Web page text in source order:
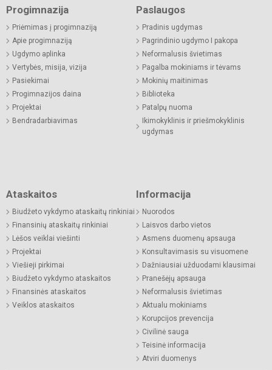
Progimnazija
Priėmimas į progimnaziją
Apie progimnaziją
Ugdymo aplinka
Vertybės, misija, vizija
Pasiekimai
Progimnazijos daina
Projektai
Bendradarbiavimas
Paslaugos
Pradinis ugdymas
Pagrindinio ugdymo I pakopa
Neformalusis švietimas
Pagalba mokiniams ir tėvams
Mokinių maitinimas
Biblioteka
Patalpų nuoma
Ikimokyklinis ir priešmokyklinis
ugdymas
Ataskaitos
Biudžeto vykdymo ataskaitų rinkiniai
Finansinių ataskaitų rinkiniai
Lėšos veiklai viešinti
Projektai
Viešieji pirkimai
Biudžeto vykdymo ataskaitos
Finansinės ataskaitos
Veiklos ataskaitos
Informacija
Nuorodos
Laisvos darbo vietos
Asmens duomenų apsauga
Konsultavimasis su visuomene
Dažniausiai užduodami klausimai
Pranešėjų apsauga
Neformalusis švietimas
Aktualu mokiniams
Korupcijos prevencija
Civilinė sauga
Teisinė informacija
Atviri duomenys